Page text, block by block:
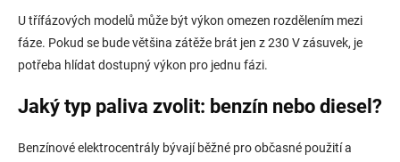
U třífázových modelů může být výkon omezen rozdělením mezi
fáze. Pokud se bude většina zátěže brát jen z 230 V zásuvek, je
potřeba hlídat dostupný výkon pro jednu fázi.
Jaký typ paliva zvolit: benzín nebo diesel?
Benzínové elektrocentrály bývají běžné pro občasné použití a